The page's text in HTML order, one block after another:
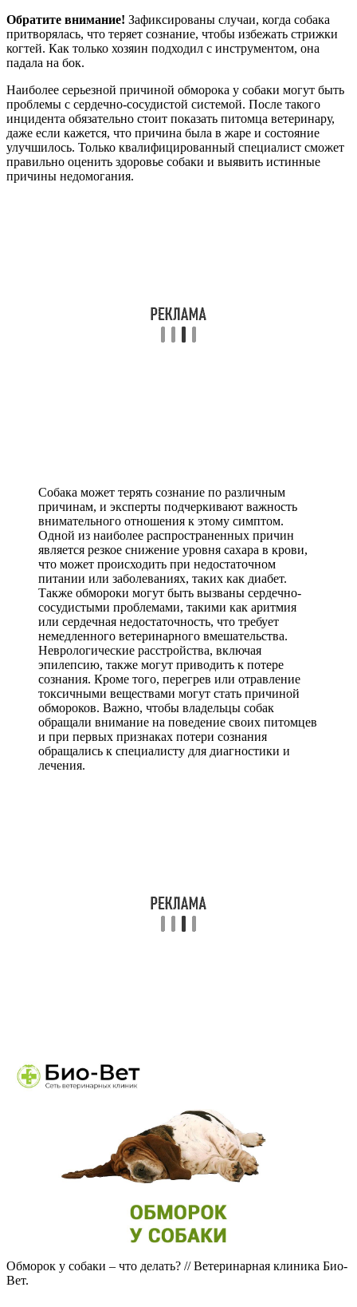
Обратите внимание! Зафиксированы случаи, когда собака
притворялась, что теряет сознание, чтобы избежать стрижки
когтей. Как только хозяин подходил с инструментом, она
падала на бок.
Наиболее серьезной причиной обморока у собаки могут быть
проблемы с сердечно-сосудистой системой. После такого
инцидента обязательно стоит показать питомца ветеринару,
даже если кажется, что причина была в жаре и состояние
улучшилось. Только квалифицированный специалист сможет
правильно оценить здоровье собаки и выявить истинные
причины недомогания.
Собака может терять сознание по различным
причинам, и эксперты подчеркивают важность
внимательного отношения к этому симптом.
Одной из наиболее распространенных причин
является резкое снижение уровня сахара в крови,
что может происходить при недостаточном
питании или заболеваниях, таких как диабет.
Также обмороки могут быть вызваны сердечно-
сосудистыми проблемами, такими как аритмия
или сердечная недостаточность, что требует
немедленного ветеринарного вмешательства.
Неврологические расстройства, включая
эпилепсию, также могут приводить к потере
сознания. Кроме того, перегрев или отравление
токсичными веществами могут стать причиной
обмороков. Важно, чтобы владельцы собак
обращали внимание на поведение своих питомцев
и при первых признаках потери сознания
обращались к специалисту для диагностики и
лечения.
Обморок у собаки – что делать? // Ветеринарная клиника Био-
Вет.